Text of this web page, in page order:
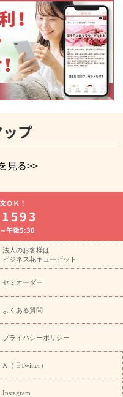
プ
見る>>
誕生日フラワーギフト特集
・開業祝い
・お悔やみの花
花 胡蝶蘭・花鉢
まわり ギフト・プレゼント
のイベント
お盆 花（新
お盆・お供え 花とセットギ
ワー
ひまわり ギフト・プ
暑中見舞い 花のギフト特集
ント特集
花のおすすめランキング
敬
特集
敬老の日 花とセットギ
全てのギフト一覧
キャン
ズ』コラボキャンペーン
ン
誕生日の花を探す
ーギフト特集
ＯＫ！
午後5:30
法人のお客様は
ビジネス花キューピット
セミオーダー
よくある質問
プライバシーポリシー
X（旧Twitter）
Instagram